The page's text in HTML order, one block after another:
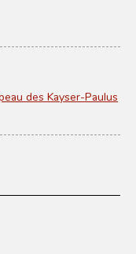
des Kayser-Paulus